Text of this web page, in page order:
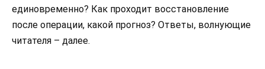
единовременно? Как проходит восстановление
после операции, какой прогноз? Ответы, волнующие
читателя – далее.